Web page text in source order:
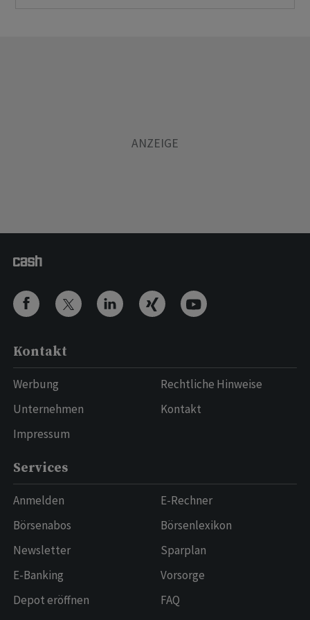
Kontakt
Werbung
Unternehmen
Impressum
Rechtliche Hinweise
Kontakt
Services
Anmelden
Börsenabos
Newsletter
E-Banking
Depot eröffnen
E-Rechner
Börsenlexikon
Sparplan
Vorsorge
FAQ